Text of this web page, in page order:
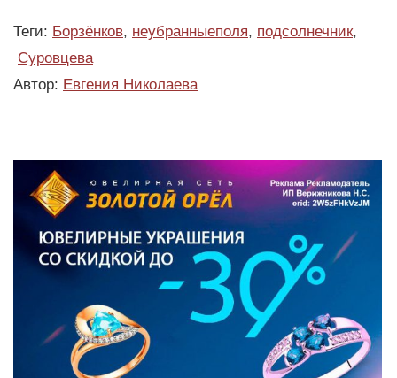
Теги: Борзёнков, неубранныеполя, подсолнечник,
Суровцева
Автор: Евгения Николаева